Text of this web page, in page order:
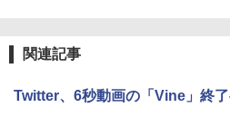
関連記事
Twitter、6秒動画の「Vine」終